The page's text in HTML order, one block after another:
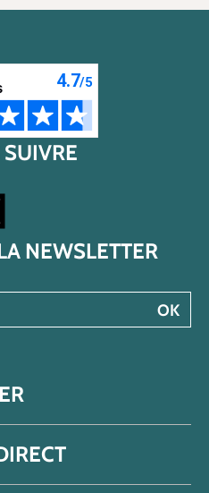
Instagram
page Facebook
notre compte Pinterest
à notre compte Twitter/X
NEWSLETTER
OK